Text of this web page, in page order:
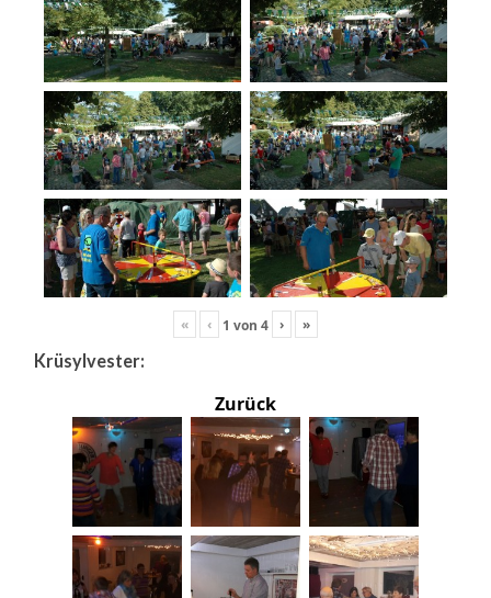
« ‹ 1 von 4 › »
Krüsylvester:
Zurück